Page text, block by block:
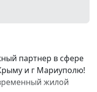
партнер в сфере
и г Мариуполю!
жилой